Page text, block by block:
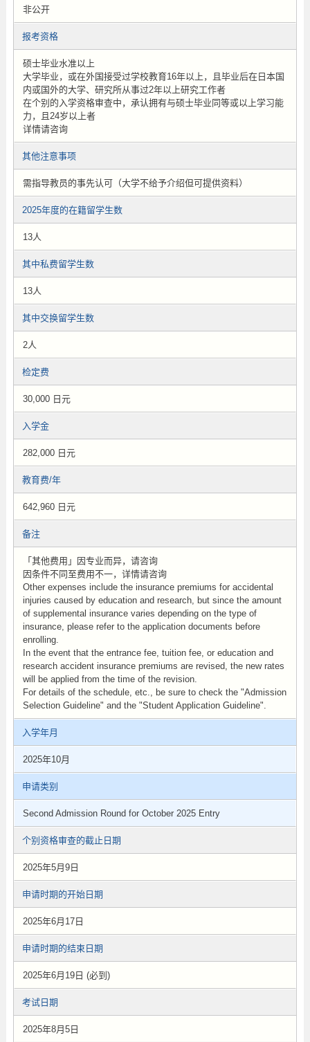
非公开
报考资格
硕士毕业水准以上
大学毕业，或在外国接受过学校教育16年以上，且毕业后在日本国
内或国外的大学、研究所从事过2年以上研究工作者
在个别的入学资格审查中，承认拥有与硕士毕业同等或以上学习能
力，且24岁以上者
详情请咨询
其他注意事项
需指导教员的事先认可（大学不给予介绍但可提供资料）
2025年度的在籍留学生数
13人
其中私费留学生数
13人
其中交换留学生数
2人
检定费
30,000 日元
入学金
282,000 日元
教育费/年
642,960 日元
备注
「其他费用」因专业而异，请咨询
因条件不同至费用不一，详情请咨询
Other expenses include the insurance premiums for accidental
injuries caused by education and research, but since the amount
of supplemental insurance varies depending on the type of
insurance, please refer to the application documents before
enrolling.
In the event that the entrance fee, tuition fee, or education and
research accident insurance premiums are revised, the new rates
will be applied from the time of the revision.
For details of the schedule, etc., be sure to check the "Admission
Selection Guideline" and the "Student Application Guideline".
入学年月
2025年10月
申请类别
Second Admission Round for October 2025 Entry
个别资格审查的截止日期
2025年5月9日
申请时期的开始日期
2025年6月17日
申请时期的结束日期
2025年6月19日 (必到)
考试日期
2025年8月5日